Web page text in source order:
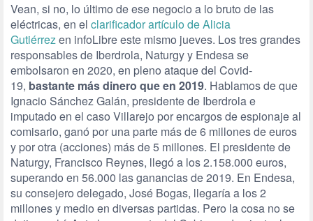
Vean, si no, lo último de ese negocio a lo bruto de las
eléctricas, en el clarificador artículo de Alicia
Gutiérrezen infoLibreeste mismo jueves. Los tres grandes
responsables de Iberdrola, Naturgy y Endesa se
embolsaron en 2020, en pleno ataque del Covid-
19, bastante más dinero que en 2019. Hablamos de que
Ignacio Sánchez Galán, presidente de Iberdrola e
imputado en el caso Villarejo por encargos de espionaje al
comisario, ganó por una parte más de 6 millones de euros
y por otra (acciones) más de 5 millones. El presidente de
Naturgy, Francisco Reynes, llegó a los 2.158.000 euros,
superando en 56.000 las ganancias de 2019. En Endesa,
su consejero delegado, José Bogas, llegaría a los 2
millones y medio en diversas partidas. Pero la cosa no se